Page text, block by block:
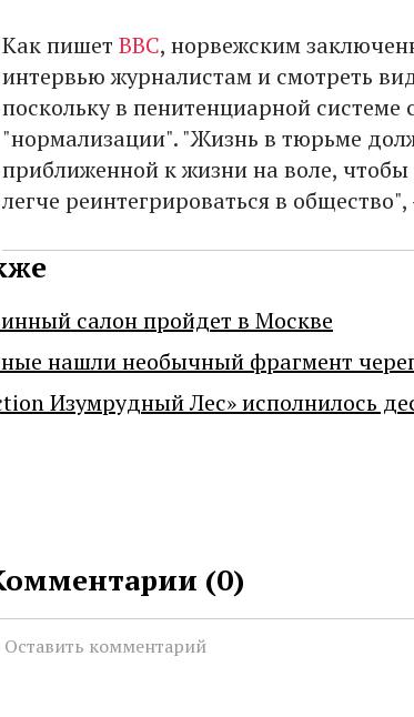
Как пишет BBC, норвежским
интервью журналистам и смотреть
поскольку в пенитенциарной
"нормализации". "Жизнь в тюрьме
приближенной к жизни на воле,
легче реинтегрироваться в
салон пройдет в Москве
нашли необычный фрагмент
Изумрудный Лес» исполнилось
(0)